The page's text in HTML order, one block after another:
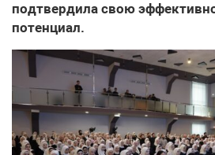
подтвердила свою
потенциал.